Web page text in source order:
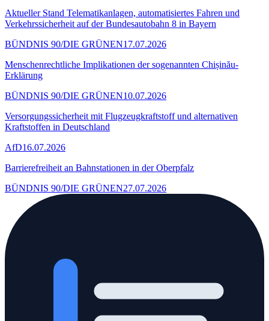
Aktueller Stand Telematikanlagen, automatisiertes Fahren und
Verkehrssicherheit auf der Bundesautobahn 8 in Bayern
BÜNDNIS 90/DIE GRÜNEN17.07.2026
Menschenrechtliche Implikationen der sogenannten Chișinău-
Erklärung
BÜNDNIS 90/DIE GRÜNEN10.07.2026
Versorgungssicherheit mit Flugzeugkraftstoff und alternativen
Kraftstoffen in Deutschland
AfD16.07.2026
Barrierefreiheit an Bahnstationen in der Oberpfalz
BÜNDNIS 90/DIE GRÜNEN27.07.2026